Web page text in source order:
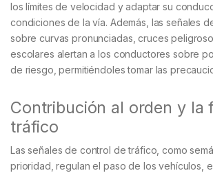
los límites de velocidad y adaptar su
condiciones de la vía. Además, las señales
sobre curvas pronunciadas, cruces
escolares alertan a los conductores sobre
de riesgo, permitiéndoles tomar las
Contribución al orden y la
tráfico
Las señales de control de tráfico, como
prioridad, regulan el paso de los vehículos,